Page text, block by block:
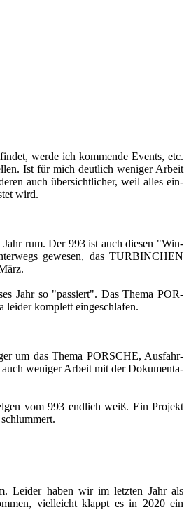
werde ich kom­men­de Events, etc.
Ist für mich deut­lich we­ni­ger Ar­beit
auch über­sicht­li­cher, weil alles ein­
wird.
Jahr rum. Der 993 ist auch die­sen "Win­
ge­we­sen, das TUR­BIN­CHEN
Jahr so "pas­siert". Das Thema POR­
lei­der kom­plett ein­ge­schla­fen.
um das Thema POR­SCHE, Aus­fahr­
auch we­ni­ger Ar­beit mit der Do­ku­men­ta­
vom 993 end­lich weiß. Ein Pro­jekt
Lei­der haben wir im letz­ten Jahr als
viel­leicht klappt es in 2020 ein